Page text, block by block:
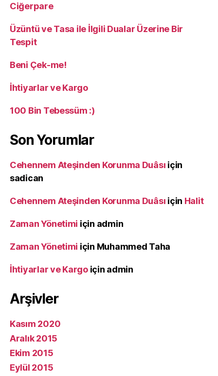
Ciğerpare
Üzüntü ve Tasa ile İlgili Dualar Üzerine Bir
Tespit
Beni Çek-me!
İhtiyarlar ve Kargo
100 Bin Tebessüm :)
Son Yorumlar
Cehennem Ateşinden Korunma Duâsı için
sadican
Cehennem Ateşinden Korunma Duâsı için Halit
Zaman Yönetimi için admin
Zaman Yönetimi için Muhammed Taha
İhtiyarlar ve Kargoiçin admin
Arşivler
Kasım 2020
Aralık 2015
Ekim 2015
Eylül 2015